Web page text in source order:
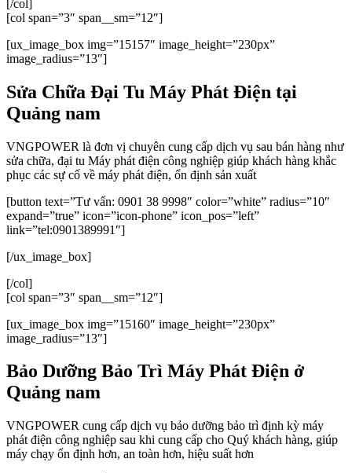
[/col]
[col span=”3″ span__sm=”12″]
[ux_image_box img=”15157″ image_height=”230px”
image_radius=”13″]
Sửa Chữa Đại Tu Máy Phát Điện tại
Quảng nam
VNGPOWER là đơn vị chuyên cung cấp dịch vụ sau bán hàng như
sửa chữa, đại tu Máy phát điện công nghiệp giúp khách hàng khắc
phục các sự cố về máy phát điện, ổn định sản xuất
[button text=”Tư vấn: 0901 38 9998″ color=”white” radius=”10″
expand=”true” icon=”icon-phone” icon_pos=”left”
link=”tel:0901389991″]
[/ux_image_box]
[/col]
[col span=”3″ span__sm=”12″]
[ux_image_box img=”15160″ image_height=”230px”
image_radius=”13″]
Bảo Dưỡng Bảo Trì Máy Phát Điện ở
Quảng nam
VNGPOWER cung cấp dịch vụ bảo dưỡng bảo trì định kỳ máy
phát điện công nghiệp sau khi cung cấp cho Quý khách hàng, giúp
máy chạy ổn định hơn, an toàn hơn, hiệu suất hơn